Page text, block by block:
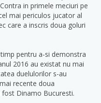
in primele meciuri pe
mai periculos jucator al
care a inscris doua goluri
pentru a-si demonstra
2016 au existat nu mai
duelulorilor s-au
recente doua
Dinamo Bucuresti.